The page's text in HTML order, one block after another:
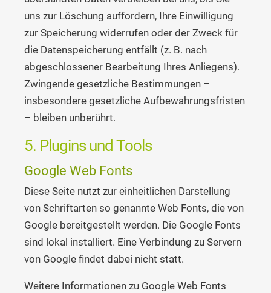
uns zur Löschung auffordern, Ihre Einwilligung
zur Speicherung widerrufen oder der Zweck für
die Datenspeicherung entfällt (z. B. nach
abgeschlossener Bearbeitung Ihres Anliegens).
Zwingende gesetzliche Bestimmungen –
insbesondere gesetzliche Aufbewahrungsfristen
– bleiben unberührt.
5. Plugins und Tools
Google Web Fonts
Diese Seite nutzt zur einheitlichen Darstellung
von Schriftarten so genannte Web Fonts, die von
Google bereitgestellt werden. Die Google Fonts
sind lokal installiert. Eine Verbindung zu Servern
von Google findet dabei nicht statt.
Weitere Informationen zu Google Web Fonts